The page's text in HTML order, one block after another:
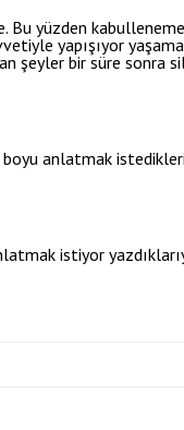
Bu yüzden
yapışıyor
şeyler bir süre sonra
boyu anlatmak
istiyor